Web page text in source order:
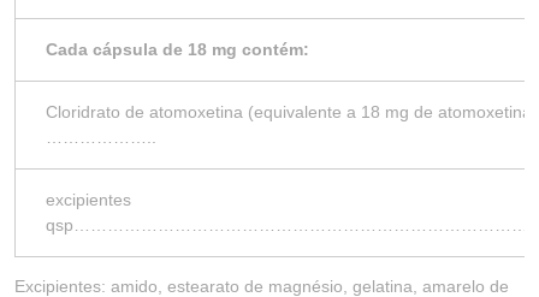
Cada cápsula de 18 mg contém:
Cloridrato de atomoxetina (equivalente a 18 mg de atomoxetina)
excipientes
Excipientes: amido, estearato de magnésio, gelatina, amarelo de